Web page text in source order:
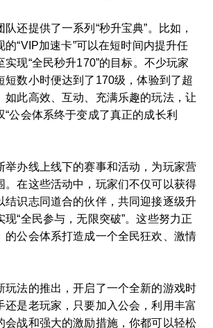
还提供了一系列“秒升宝典”。比如，
的“VIP加速卡”可以在短时间内提升任
现“全民秒升170”的目标。不少玩家
短数小时便达到了170级，体验到了超
如此高效、互动、充满乐趣的玩法，让
“公会体系终于变成了真正的成长利
举办线上线下的赛事和活动，为玩家营
。在这些活动中，玩家们不仅可以获得
结识志同道合的伙伴，共同迎接逐级升
“全民参与，无限突破”。这些努力正
的公会体系打造成一个全民狂欢、激情
玩法的推出，开启了一个全新的游戏时
还是老玩家，只要加入公会，利用丰富
会战和强大的激励措施，你都可以轻松